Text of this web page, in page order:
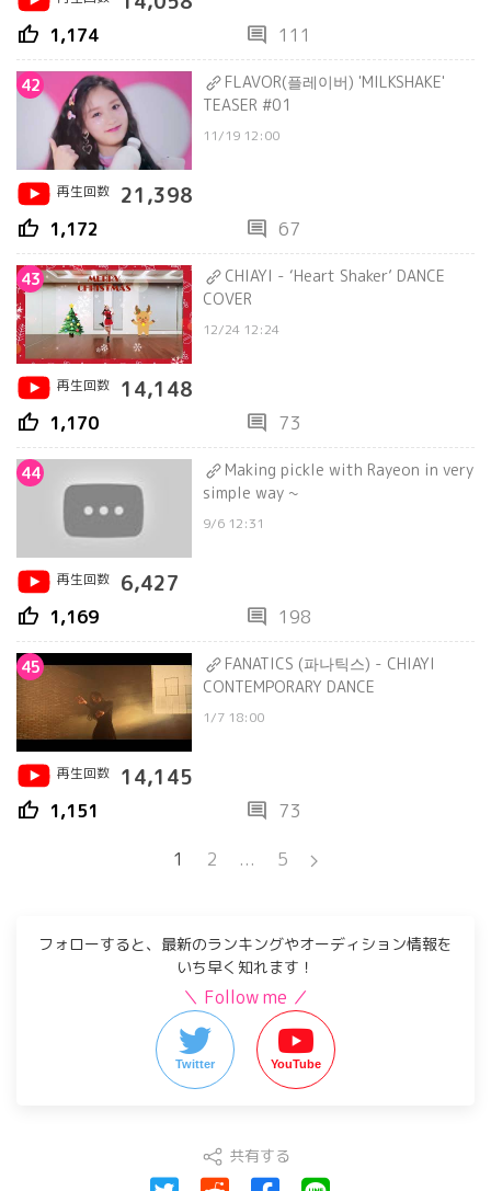
thumb_up 1,174 comment 111
42
FLAVOR(플레이버) 'MILKSHAKE'
TEASER #01
11/19 12:00
再生回数 21,398
thumb_up 1,172 comment 67
43
CHIAYI - ‘Heart Shaker’ DANCE
COVER
12/24 12:24
再生回数 14,148
thumb_up 1,170 comment 73
44
Making pickle with Rayeon in very
simple way ~
9/6 12:31
再生回数 6,427
thumb_up 1,169 comment 198
45
FANATICS (파나틱스) - CHIAYI
CONTEMPORARY DANCE
1/7 18:00
再生回数 14,145
thumb_up 1,151 comment 73
1
2 ... 5
フォローすると、最新のランキングやオーディション情報を
いち早く知れます！
＼ Follow me ／
Twitter YouTube
共有する